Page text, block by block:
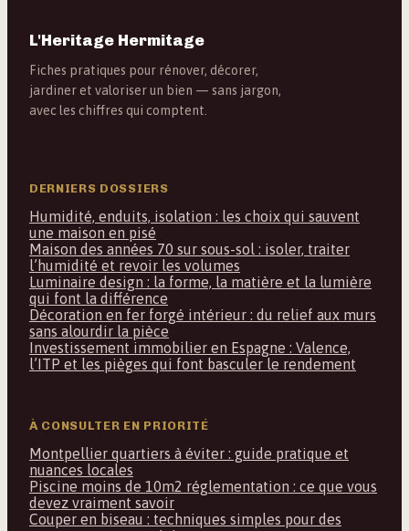
L'Heritage Hermitage
Fiches pratiques pour rénover, décorer,
jardiner et valoriser un bien — sans jargon,
avec les chiffres qui comptent.
DERNIERS DOSSIERS
Humidité, enduits, isolation : les choix qui sauvent
une maison en pisé
Maison des années 70 sur sous-sol : isoler, traiter
l’humidité et revoir les volumes
Luminaire design : la forme, la matière et la lumière
qui font la différence
Décoration en fer forgé intérieur : du relief aux murs
sans alourdir la pièce
Investissement immobilier en Espagne : Valence,
l’ITP et les pièges qui font basculer le rendement
À CONSULTER EN PRIORITÉ
Montpellier quartiers à éviter : guide pratique et
nuances locales
Piscine moins de 10m2 réglementation : ce que vous
devez vraiment savoir
Couper en biseau : techniques simples pour des